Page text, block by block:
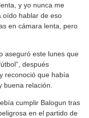
y yo nunca me
oído hablar de eso
en cámara lenta, pero
aseguró este lunes que
después
reconoció que había
buena relación.
cumplir Balogun tras
en el partido de